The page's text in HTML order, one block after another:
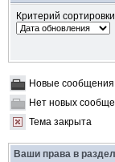
Критерий сортировки
Новые сообщения
Нет новых
Тема закрыта
Ваши права в